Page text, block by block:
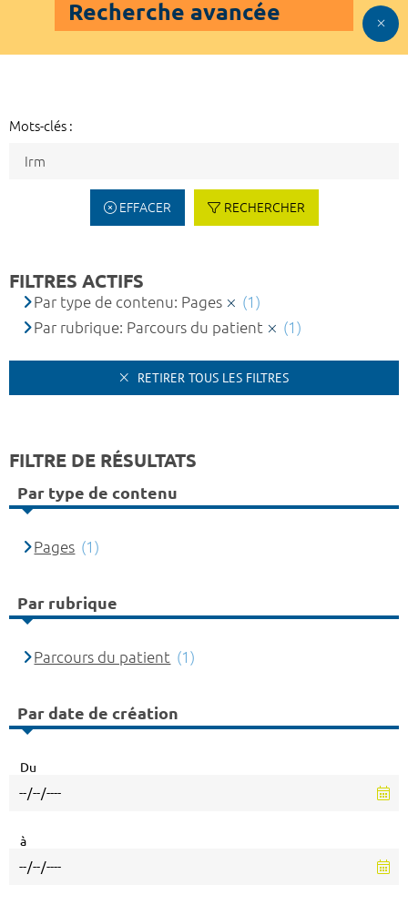
Recherche avancée
Mots-clés :
EFFACER RECHERCHER
FILTRES ACTIFS
Par type de contenu: Pages
(1)
Par rubrique: Parcours du patient
(1)
RETIRER TOUS LES FILTRES
FILTRE DE RÉSULTATS
Par type de contenu
Pages (1)
Par rubrique
Parcours du patient (1)
Par date de création
Du
à